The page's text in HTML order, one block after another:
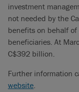
investment
not needed by the
benefits on behalf
beneficiaries. At
C$392 billion.
Further information
website.